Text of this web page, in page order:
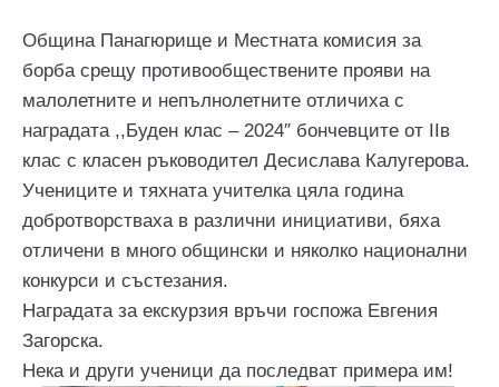
Община Панагюрище и Местната комисия за
борба срещу противообществените прояви на
малолетните и непълнолетните отличиха с
наградата ,,Буден клас – 2024″ бончевците от ІІв
клас с класен ръководител Десислава Калугерова.
Учениците и тяхната учителка цяла година
добротворстваха в различни инициативи, бяха
отличени в много общински и няколко национални
конкурси и състезания.
Наградата за екскурзия връчи госпожа Евгения
Загорска.
Нека и други ученици да последват примера им!